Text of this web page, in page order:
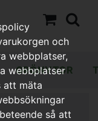
GRÖNYTOR
och
webbplatser,
webbplatser
att mäta
så att